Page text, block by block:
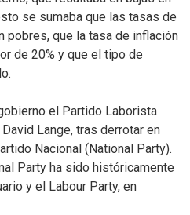
se sumaba que las tasas de
pobres, que la tasa de inflación
de 20% y que el tipo de
el Partido Laborista
Lange, tras derrotar en
Nacional (National Party).
Party ha sido históricamente
y el Labour Party, en